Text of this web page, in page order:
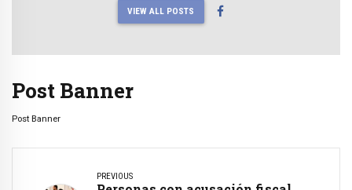
VIEW ALL POSTS
Post Banner
Post Banner
PREVIOUS